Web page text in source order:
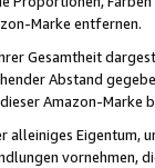
Marke entfernen.
Gesamtheit
Abstand
Amazon-Marke
alleiniges
vornehmen,